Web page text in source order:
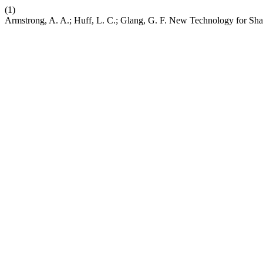
(1)
Armstrong, A. A.; Huff, L. C.; Glang, G. F. New Technology for